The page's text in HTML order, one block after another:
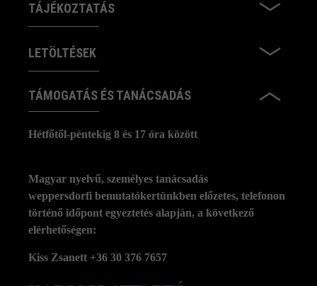
TÁJÉKOZTATÁS
LETÖLTÉSEK
TÁMOGATÁS ÉS TANÁCSADÁS
Hétfőtől-péntekig 8 és 17 óra között
Magyar nyelvű, személyes tanácsadás
weppersdorfi bemutatókertünkben előzetes, telefonon
történő időpont egyeztetés alapján, a következő
elérhetőségen:
Kiss Zsanett +36 30 376 7657